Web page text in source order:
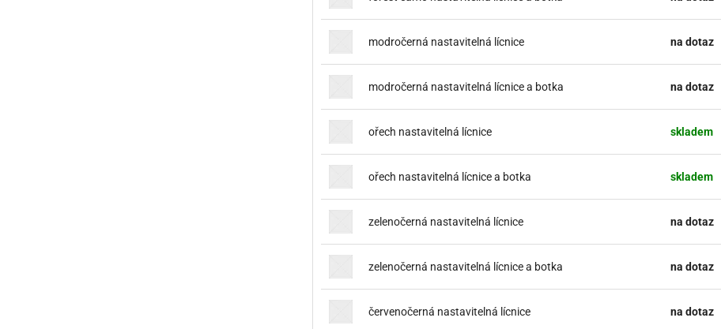
modročerná nastavitelná lícnice na dotaz
modročerná nastavitelná lícnice a botka na dotaz
ořech nastavitelná lícnice skladem
ořech nastavitelná lícnice a botka skladem
zelenočerná nastavitelná lícnice na dotaz
zelenočerná nastavitelná lícnice a botka na dotaz
červenočerná nastavitelná lícnice na dotaz